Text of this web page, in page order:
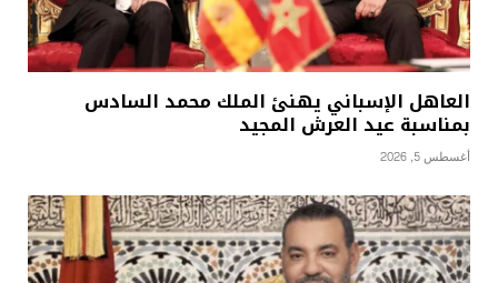
العاهل الإسباني يهنئ الملك محمد السادس
بمناسبة عيد العرش المجيد
أغسطس 5, 2026